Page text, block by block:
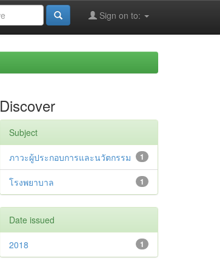
Sign on to:
Discover
Subject
1
ภาวะผู้ประกอบการและนวัตกรรม
1
โรงพยาบาล
Date issued
1
2018